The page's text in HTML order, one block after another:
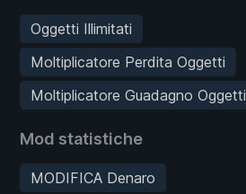
Oggetti Illimitati
Moltiplicatore Perdita Oggetti
Moltiplicatore Guadagno Oggetti
Mod statistiche
MODIFICA Denaro